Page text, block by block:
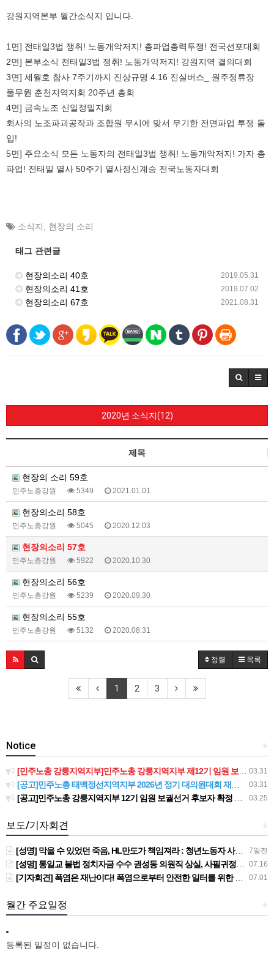
강원지역본부 월간소식지 입니다.
1면] 전태일3법 쟁취! 노동개악저지! 총파업총력투쟁! 전국선포대회
2면] 본부소식 전태일3법 쟁취! 노동개악저지! 강원지역 결의대회
3면] 세월호 참사 7주기까지 진상규명 4.16 진실버스_ 원주정류장
풀무원 춘천지역지회 20주년 총회
4면] 금속노조 신일정밀지회
회사의 노조파괴공작과 조합원 무시에 맞서 무기한 전면파업 투쟁 돌
입!
5면] 주요소식 모든 노동자의 전태일3법 쟁취! 노동개악저지! 가자 총
파업! 전태일 열사 50주기 열사정신계승 전국노동자대회
소식지 현장의 소리
태그 관련글
2019.05.31
현장의소리 40호
2019.07.02
현장의소리 41호
2021.08.31
현장의소리 67호
2020년 소식지(12)
제목
현장의 소리 59호
민주노총강원 5349 2021.01.01
현장의소리 58호
민주노총강원 5045 2020.12.03
현장의소리 57호
민주노총강원 5922 2020.10.30
현장의소리 56호
민주노총강원 5239 2020.09.30
현장의소리 55호
민주노총강원 5132 2020.08.31
정렬 목록
1 2 3
+
Notice
03.31
[민주노총 강릉지역지부]민주노총 강릉지역지부 제12기 임원 보궐선거결과 공고
03.31
[공고]민주노총 태백정선지역지부 2026년 정기 대의원대회 재소집 건
03.25
[공고]민주노총 강릉지역지부 12기 임원 보궐선거 후보자 확정 공고
+
보도/기자회견
7일전
[성명] 막을 수 있었던 죽음, HL만도가 책임져라 : 청년노동자 사망사고의 철저한 진상규명과 재발방지 대책 마련하라
07.16
[성명] 통일교 불법 정치자금 수수 권성동 의원직 상실, 사필귀정이다
07.01
[기자회견] 폭염은 재난이다! 폭염으로부터 안전한 일터를 위한 민주노총 강원지역본부 폭염감시단 선포 기자회견
+
월간 주요일정
등록된 일정이 없습니다.